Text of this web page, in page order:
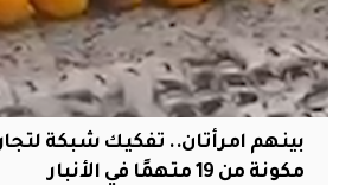
بينهم امرأتان.. تفكيك شبكة
مكونة من 19 متهمًا في الأنبار